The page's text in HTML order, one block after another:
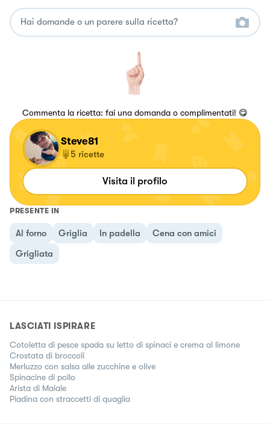
Commenta la ricetta: fai una domanda o complimentati! 😋
Steve81
5 ricette
Visita il profilo
PRESENTE IN
Al forno Griglia In padella
Cena con amici
Grigliata
LASCIATI ISPIRARE
Cotoletta di pesce spada su letto di spinaci e crema al limone
Crostata di broccoli
Merluzzo con salsa alle zucchine e olive
Spinacine di pollo
Arista di Maiale
Piadina con straccetti di quaglia